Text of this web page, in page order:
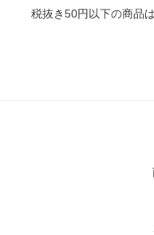
税抜き50円以下の商品